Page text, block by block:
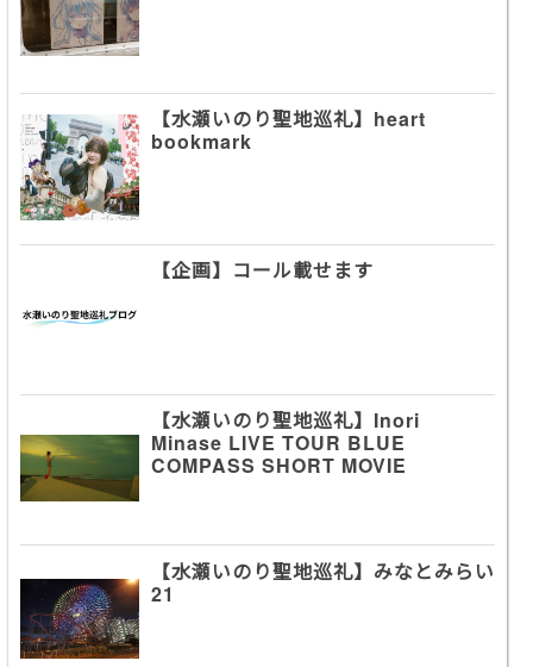
【水瀬いのり聖地巡礼】heart
bookmark
【企画】コール載せます
【水瀬いのり聖地巡礼】Inori
Minase LIVE TOUR BLUE
COMPASS SHORT MOVIE
【水瀬いのり聖地巡礼】みなとみらい
21